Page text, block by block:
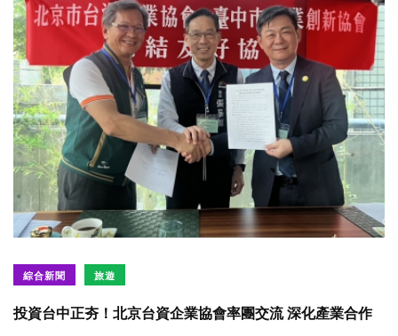
綜合新聞 旅遊
投資台中正夯！北京台資企業協會率團交流 深化產業合作